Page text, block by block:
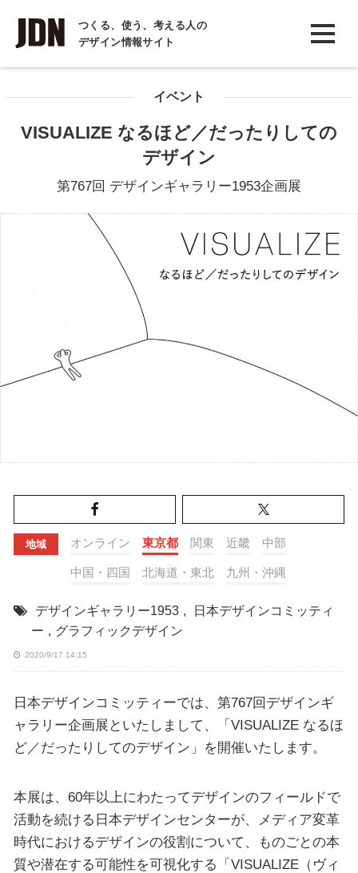
つくる、使う、考える人の
デザイン情報サイト
INTERVIEW
インタビュー
イベント
VISUALIZE なるほど／だったりしての
デザイン
第767回 デザインギャラリー1953企画展
地域 オンライン 東京都 関東 近畿 中部
中国・四国 北海道・東北 九州・沖縄
デザインギャラリー1953 ,
日本デザインコミッティ
ー , グラフィックデザイン
2020/9/17 14:15
日本デザインコミッティーでは、第767回デザインギ
ャラリー企画展といたしまして、「VISUALIZE なるほ
ど／だったりしてのデザイン」を開催いたします。
本展は、60年以上にわたってデザインのフィールドで
活動を続ける日本デザインセンターが、メディア変革
時代におけるデザインの役割について、ものごとの本
質や潜在する可能性を可視化する「VISUALIZE（ヴィ